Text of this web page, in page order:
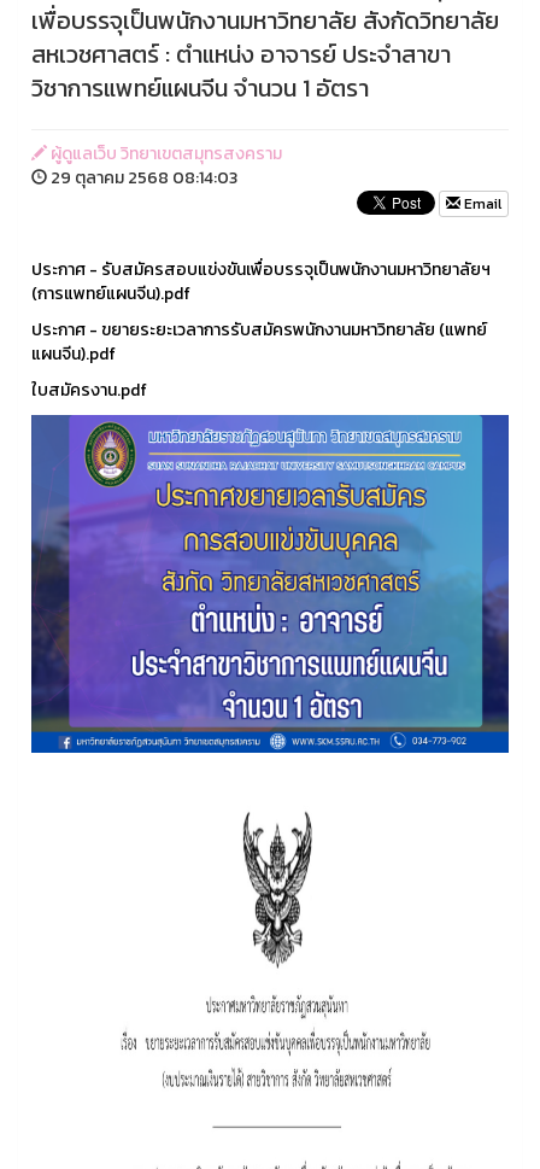
เพื่อบรรจุเป็นพนักงานมหาวิทยาลัย สังกัดวิทยาลัย
สหเวชศาสตร์ : ตำแหน่ง อาจารย์ ประจำสาขา
วิชาการแพทย์แผนจีน จำนวน 1 อัตรา
ผู้ดูแลเว็บ วิทยาเขตสมุทรสงคราม
29 ตุลาคม 2568 08:14:03
Email
ประกาศ - รับสมัครสอบแข่งขันเพื่อบรรจุเป็นพนักงานมหาวิทยาลัยฯ
(การแพทย์แผนจีน).pdf
ประกาศ - ขยายระยะเวลาการรับสมัครพนักงานมหาวิทยาลัย (แพทย์
แผนจีน).pdf
ใบสมัครงาน.pdf